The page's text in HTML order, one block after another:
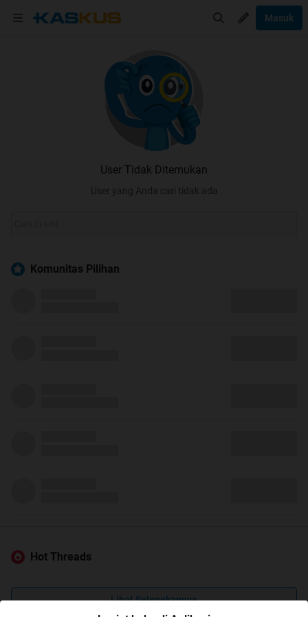
Masuk
User Tidak Ditemukan
User yang Anda cari tidak ada
Komunitas Pilihan
Hot Threads
Lihat Selengkapnya